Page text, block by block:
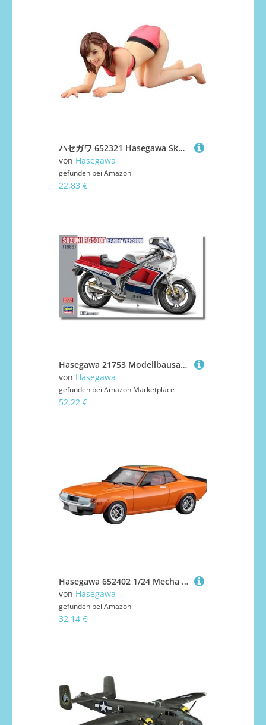
ハセガワ 652321 Hasegawa Skulptur Beauty's Nr. 03 "Sporty 1:20 Figur Modellbausatz, Geformte Farbe, S
von Hasegawa
gefunden bei Amazon
22,83 €
Hasegawa 21753 Modellbausatz, Mehrfarbig
von Hasegawa
gefunden bei Amazon Marketplace
52,22 €
Hasegawa 652402 1/24 Mecha Doc: Toyota Celica 1600GTV
von Hasegawa
gefunden bei Amazon
32,14 €